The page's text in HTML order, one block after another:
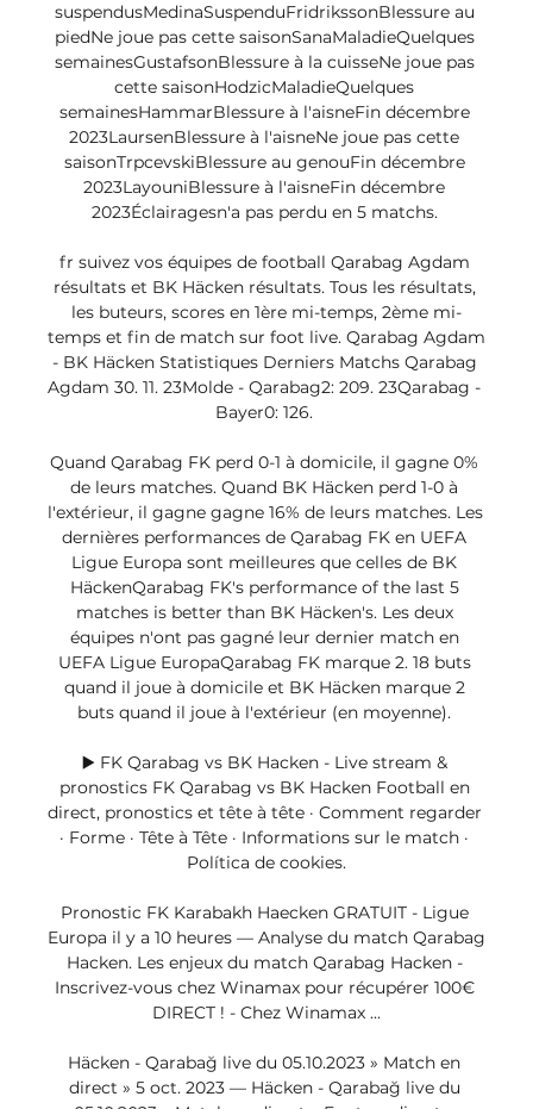
suspendusMedinaSuspenduFridrikssonBlessure au
piedNe joue pas cette saisonSanaMaladieQuelques
semainesGustafsonBlessure à la cuisseNe joue pas
cette saisonHodzicMaladieQuelques
semainesHammarBlessure à l'aisneFin décembre
2023LaursenBlessure à l'aisneNe joue pas cette
saisonTrpcevskiBlessure au genouFin décembre
2023LayouniBlessure à l'aisneFin décembre
2023Éclairagesn'a pas perdu en 5 matchs.
fr suivez vos équipes de football Qarabag Agdam
résultats et BK Häcken résultats. Tous les résultats,
les buteurs, scores en 1ère mi-temps, 2ème mi-
temps et fin de match sur foot live. Qarabag Agdam
- BK Häcken Statistiques Derniers Matchs Qarabag
Agdam 30. 11. 23Molde - Qarabag2: 209. 23Qarabag -
Bayer0: 126.
Quand Qarabag FK perd 0-1 à domicile, il gagne 0%
de leurs matches. Quand BK Häcken perd 1-0 à
l'extérieur, il gagne gagne 16% de leurs matches. Les
dernières performances de Qarabag FK en UEFA
Ligue Europa sont meilleures que celles de BK
HäckenQarabag FK's performance of the last 5
matches is better than BK Häcken's. Les deux
équipes n'ont pas gagné leur dernier match en
UEFA Ligue EuropaQarabag FK marque 2. 18 buts
quand il joue à domicile et BK Häcken marque 2
buts quand il joue à l'extérieur (en moyenne).
▶️ FK Qarabag vs BK Hacken - Live stream &
pronostics FK Qarabag vs BK Hacken Football en
direct, pronostics et tête à tête · Comment regarder
· Forme · Tête à Tête · Informations sur le match ·
Política de cookies.
Pronostic FK Karabakh Haecken GRATUIT - Ligue
Europa il y a 10 heures — Analyse du match Qarabag
Hacken. Les enjeux du match Qarabag Hacken -
Inscrivez-vous chez Winamax pour récupérer 100€
DIRECT ! - Chez Winamax ...
Häcken - Qarabağ live du 05.10.2023 » Match en
direct » 5 oct. 2023 — Häcken - Qarabağ live du